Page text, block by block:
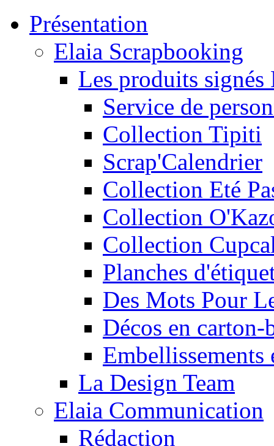
Présentation
Elaia Scrapbooking
Les produits signés
Service de
Collection Tipiti
Scrap'Calendrier
Collection Eté
Collection
Collection
Planches
Des Mots Pour
Décos en carton-
Embellissements
La Design Team
Elaia Communication
Rédaction